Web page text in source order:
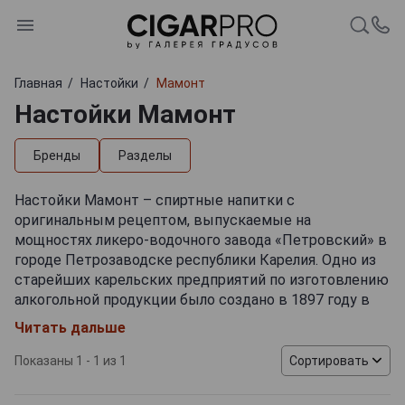
Главная Настойки Мамонт
Настойки Мамонт
Бренды Разделы
Настойки Мамонт – спиртные напитки с
оригинальным рецептом, выпускаемые на
мощностях ликеро-водочного завода «Петровский» в
городе Петрозаводске республики Карелия. Одно из
старейших карельских предприятий по изготовлению
алкогольной продукции было создано в 1897 году в
рамках государственной монополии. Сначала
ассортимент включал несколько видов водки, позже
линейка брендов была расширена и дополнена
другими алкогольными напитками. В настоящее
Читать дальше
Показаны 1 - 1 из 1 Сортировать